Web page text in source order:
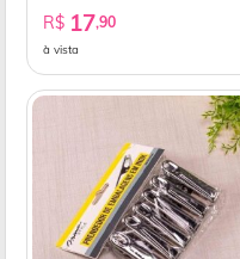
R$ 17,90
à vista